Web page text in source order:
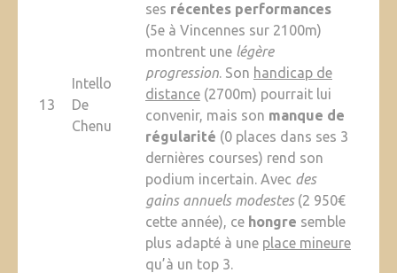
13
Intello
De
Chenu
ses récentes performances
(5e à Vincennes sur 2100m)
montrent une légère
progression. Son handicap de
distance(2700m) pourrait lui
convenir, mais son manque de
régularité (0 places dans ses 3
dernières courses) rend son
podium incertain. Avec des
gains annuels modestes(2 950€
cette année), ce hongre semble
plus adapté à une place mineure
qu’à un top 3.